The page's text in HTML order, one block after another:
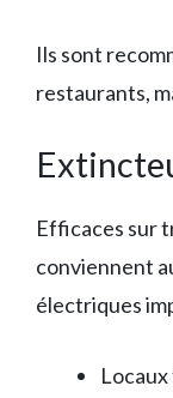
Ils sont
restaurants,
Efficaces sur
conviennent
électriques